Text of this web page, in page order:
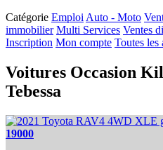
Catégorie Emploi Auto - Moto
immobilier Multi Services Ventes
Inscription Mon compte Toutes les
Voitures Occasion
Tebessa
19000